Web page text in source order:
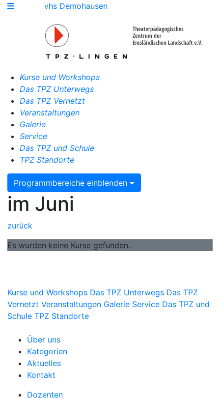
vhs Demohausen
Kurse und Workshops
Das TPZ Unterwegs
Das TPZ Vernetzt
Veranstaltungen
Galerie
Service
Das TPZ und Schule
TPZ Standorte
Programmbereiche einblenden
im Juni
zurück
Es wurden keine Kurse gefunden.
Kurse und Workshops Das TPZ Unterwegs Das TPZ
Vernetzt Veranstaltungen Galerie Service Das TPZ und
Schule TPZ Standorte
Über uns
Kategorien
Aktuelles
Kontakt
Dozenten